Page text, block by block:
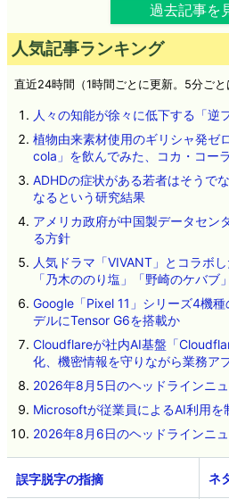
過去記事を
人気記事ランキング
直近24時間（1時間ごとに更新。5分ごと
人々の知能が徐々に低下する「逆
植物由来素材使用のギリシャ発ゼ
cola」を飲んでみた、コカ・コー
ADHDの症状がある若者はそうで
なるという研究結果
アメリカ政府が中国製データセン
る方針
人気ドラマ「VIVANT」とコラボ
「乃木ののり塩」「野崎のケバブ
Google「Pixel 11」シリーズ4機
デルにTensor G6を搭載か
Cloudflareが社内AI基盤「
化、機密情報を守りながら業務ア
2026年8月5日のヘッドラインニ
Microsoftが従業員によるAI利用を
2026年8月6日のヘッドラインニ
ネ